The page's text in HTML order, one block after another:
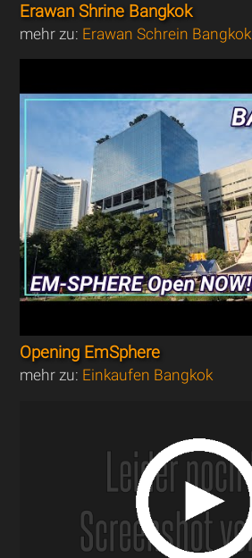
Erawan Shrine Bangkok
mehr zu: Erawan Schrein Bangkok
Opening EmSphere
mehr zu: Einkaufen Bangkok